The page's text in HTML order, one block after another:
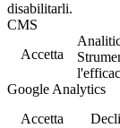
disabilitarli.
CMS
Accetta
Google Analytics
Accetta